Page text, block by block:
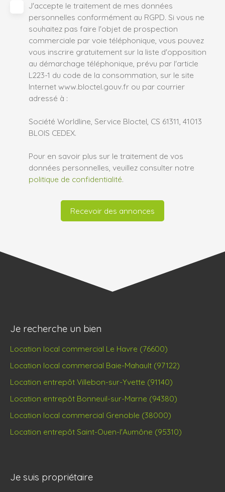
J'accepte le traitement de mes données
personnelles conformément au RGPD. Si vous ne
souhaitez pas faire l'objet de prospection
commerciale par voie téléphonique, vous pouvez
vous inscrire gratuitement sur la liste d'opposition
au démarchage téléphonique, prévu par l'article
L223-1 du code de la consommation, sur le site
Internet www.bloctel.gouv.fr ou par courrier
adressé à :
Société Worldline, Service Bloctel, CS 61311, 41013
BLOIS CEDEX.
Pour en savoir plus sur le traitement de vos
données personnelles, veuillez consulter notre
politique de confidentialité.
Recevoir des annonces
Je recherche un bien
Location local commercial Le Havre (76600)
Location local commercial Baie-Mahault (97122)
Location entrepôt Villebon-sur-Yvette (91140)
Location entrepôt Bonneuil-sur-Marne (94380)
Location local commercial Grenoble (38000)
Location entrepôt Saint-Ouen-l'Aumône (95310)
Je suis propriétaire